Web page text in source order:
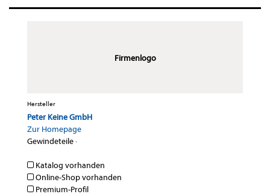
Firmenlogo
Hersteller
Peter Keine GmbH
Zur Homepage
Gewindeteile·
Katalog vorhanden
Online-Shop vorhanden
Premium-Profil